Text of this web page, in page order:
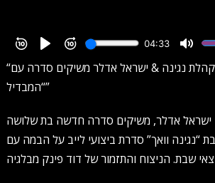
“נגינה וואך” מקהלת נגינה & ישראל אדלר משיקים סדרה עם
“המבדיל”
ישראל אדלר, משיקים סדרה חדשה בת שלושה
“נגינה וואך” סדרת ביצועי לייב על הבמה עם
שבת. הניצוח והתזמור של דוד פינק מבלגיה